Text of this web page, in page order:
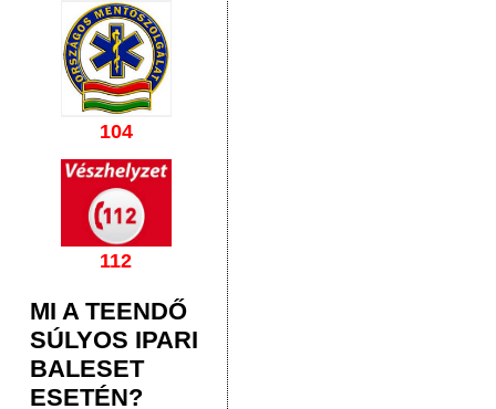
104
112
MI A TEENDŐ
SÚLYOS IPARI
BALESET
ESETÉN?